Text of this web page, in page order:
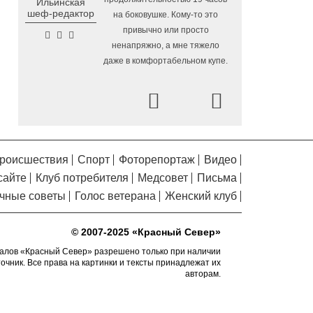
Алчевска в Вологодской области
6.08.2026 16:20
Сельские труженики
Тотемского округа получат жилье с
правом выкупа за один процент
Вологодчины ко Дню физкультурника
6.08.2026 14:31
Робот Макс на Госуслугах
поможет вологжанам оформить выплату
на первоклассника
6.08.2026 14:00
Вологодская область
подтвердила курс на полное обеспечение
лесовосстановления семенным
шеф-редактор
на боковушке. Кому-то это
привычно или просто
ненапряжно, а мне тяжело
даже в комфортабельном купе.
Спорт Фоторепортаж
Видео
Клуб потребителя Медсовет
Письма
советы
Голос ветерана Женский клуб
© 2007-2025 «Красный Север»
«Красный Север» разрешено только при наличии
Все права на картинки и тексты принадлежат их
авторам.